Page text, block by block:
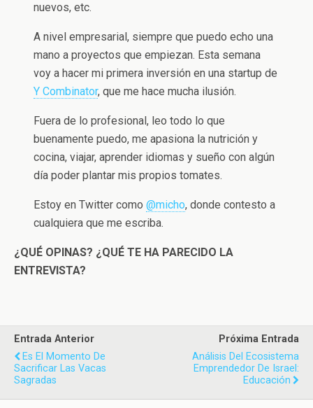
nuevos, etc.
A nivel empresarial, siempre que puedo echo una
mano a proyectos que empiezan. Esta semana
voy a hacer mi primera inversión en una startup de
Y Combinator, que me hace mucha ilusión.
Fuera de lo profesional, leo todo lo que
buenamente puedo, me apasiona la nutrición y
cocina, viajar, aprender idiomas y sueño con algún
día poder plantar mis propios tomates.
Estoy en Twitter como@micho, donde contesto a
cualquiera que me escriba.
¿QUÉ OPINAS? ¿QUÉ TE HA PARECIDO LA
ENTREVISTA?
Entrada Anterior
Es El Momento De
Sacrificar Las Vacas
Sagradas
Próxima Entrada
Análisis Del Ecosistema
Emprendedor De Israel:
Educación